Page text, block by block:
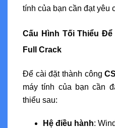
tính của bạn cần đạt yêu
Cấu Hình Tối Thiểu Để
Full Crack
Để cài đặt thành công
máy tính của bạn cần
thiểu sau:
Hệ điều hành: